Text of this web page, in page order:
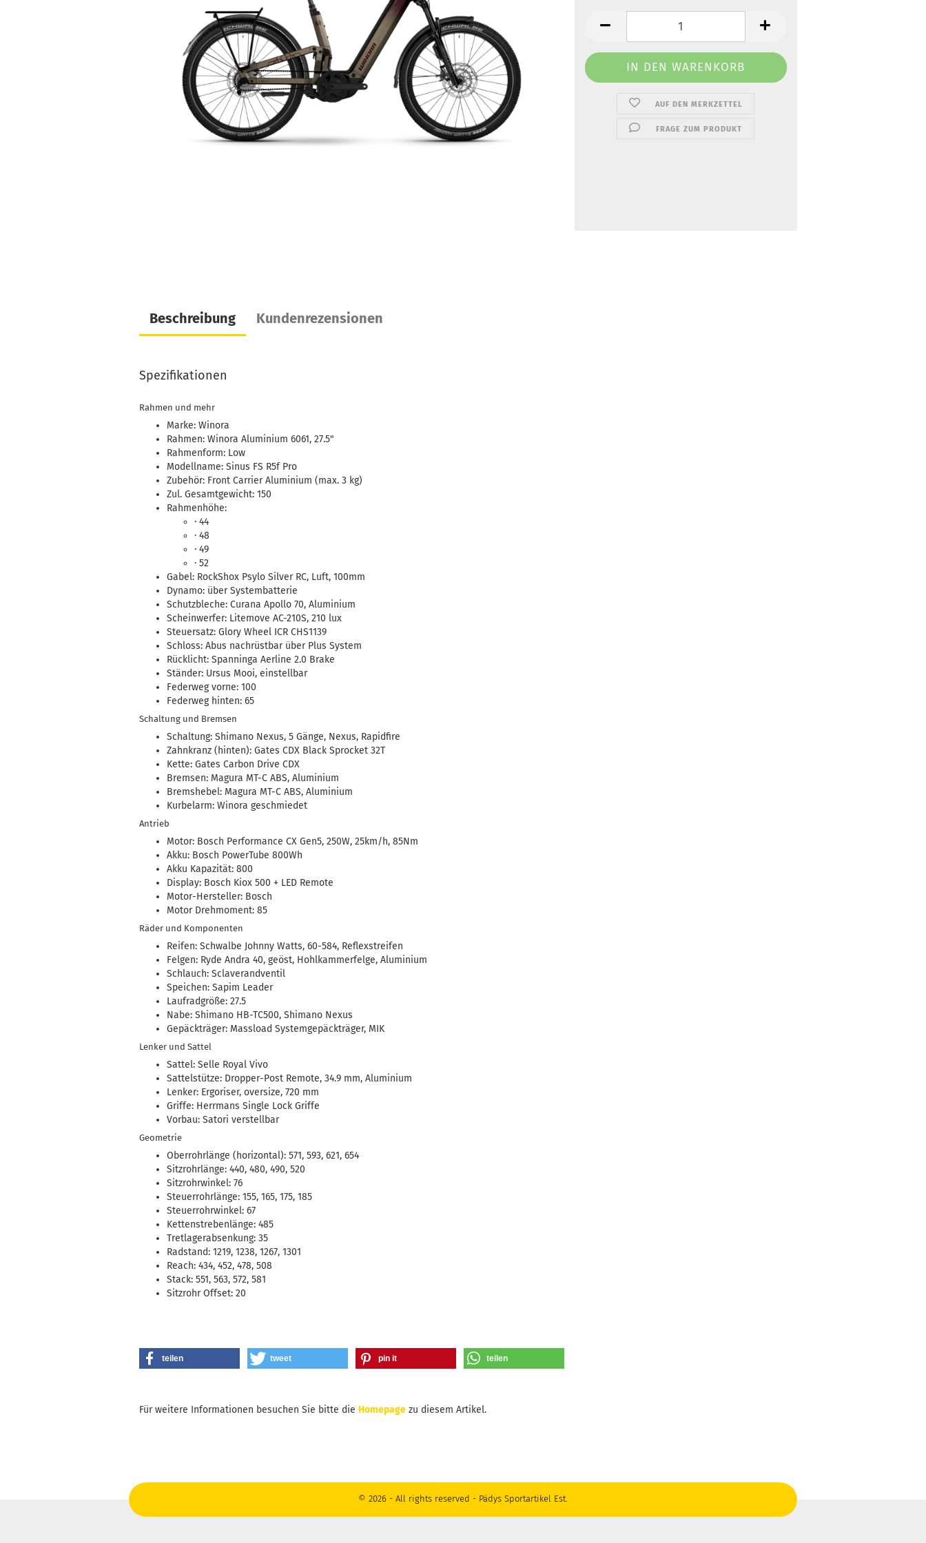
AUF DEN MERKZETTEL
FRAGE ZUM PRODUKT
Beschreibung Kundenrezensionen
Spezifikationen
Rahmen und mehr
Marke: Winora
Rahmen: Winora Aluminium 6061, 27.5"
Rahmenform: Low
Modellname: Sinus FS R5f Pro
Zubehör: Front Carrier Aluminium (max. 3 kg)
Zul. Gesamtgewicht: 150
Rahmenhöhe:
· 44
· 48
· 49
· 52
Gabel: RockShox Psylo Silver RC, Luft, 100mm
Dynamo: über Systembatterie
Schutzbleche: Curana Apollo 70, Aluminium
Scheinwerfer: Litemove AC-210S, 210 lux
Steuersatz: Glory Wheel ICR CHS1139
Schloss: Abus nachrüstbar über Plus System
Rücklicht: Spanninga Aerline 2.0 Brake
Ständer: Ursus Mooi, einstellbar
Federweg vorne: 100
Federweg hinten: 65
Schaltung und Bremsen
Schaltung: Shimano Nexus, 5 Gänge, Nexus, Rapidfire
Zahnkranz (hinten): Gates CDX Black Sprocket 32T
Kette: Gates Carbon Drive CDX
Bremsen: Magura MT-C ABS, Aluminium
Bremshebel: Magura MT-C ABS, Aluminium
Kurbelarm: Winora geschmiedet
Antrieb
Motor: Bosch Performance CX Gen5, 250W, 25km/h, 85Nm
Akku: Bosch PowerTube 800Wh
Akku Kapazität: 800
Display: Bosch Kiox 500 + LED Remote
Motor-Hersteller: Bosch
Motor Drehmoment: 85
Räder und Komponenten
Reifen: Schwalbe Johnny Watts, 60-584, Reflexstreifen
Felgen: Ryde Andra 40, geöst, Hohlkammerfelge, Aluminium
Schlauch: Sclaverandventil
Speichen: Sapim Leader
Laufradgröße: 27.5
Nabe: Shimano HB-TC500, Shimano Nexus
Gepäckträger: Massload Systemgepäckträger, MIK
Lenker und Sattel
Sattel: Selle Royal Vivo
Sattelstütze: Dropper-Post Remote, 34.9 mm, Aluminium
Lenker: Ergoriser, oversize, 720 mm
Griffe: Herrmans Single Lock Griffe
Vorbau: Satori verstellbar
Geometrie
Oberrohrlänge (horizontal): 571, 593, 621, 654
Sitzrohrlänge: 440, 480, 490, 520
Sitzrohrwinkel: 76
Steuerrohrlänge: 155, 165, 175, 185
Steuerrohrwinkel: 67
Kettenstrebenlänge: 485
Tretlagerabsenkung: 35
Radstand: 1219, 1238, 1267, 1301
Reach: 434, 452, 478, 508
Stack: 551, 563, 572, 581
Sitzrohr Offset: 20
teilen tweet pin it teilen
Für weitere Informationen besuchen Sie bitte die Homepage zu diesem Artikel.
© 2026 - All rights reserved - Pädys Sportartikel Est.